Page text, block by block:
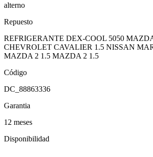
alterno
Repuesto
REFRIGERANTE DEX-COOL 5050
CHEVROLET CAVALIER 1.5 NISSAN
MAZDA 2 1.5 MAZDA 2 1.5
Código
DC_88863336
Garantia
12 meses
Disponibilidad